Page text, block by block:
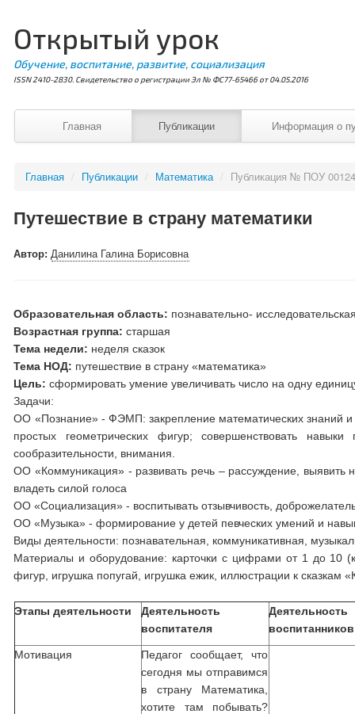
Открытый урок
Обучение, воспитание, развитие, социализация
ISSN 2410-2830. Свидетельство о регистрации Эл № ФС77-65466 от 04.05.2016
Главная Публикации Информация о
Главная / Публикации / Математика / Публикация № ПОУ
Путешествие в страну математики
Автор:Данилина Галина Борисовна
Образовательная область: познавательно-
Возрастная группа: старшая
Тема недели: неделя сказок
Тема НОД: путешествие в страну «математика»
Цель: сформировать умение увеличивать число на одну
Задачи:
ОО «Познание» - ФЭМП: закрепление математических знаний и
простых геометрических фигур; совершенствовать
сообразительности, внимания.
ОО «Коммуникация» - развивать речь – рассуждение, выявить
владеть силой голоса
ОО «Социализация» - воспитывать отзывчивость,
ОО «Музыка» - формирование у детей певческих умений и
Виды деятельности: познавательная, коммуникативная,
Материалы и оборудование: карточки с цифрами от 1 до 10
фигур, игрушка попугай, игрушка ежик, иллюстрации к сказкам
Этапы деятельности
Деятельность
воспитателя
Деятельность
воспитанников
Мотивация
Педагог сообщает, что
сегодня мы отправимся
в страну Математика,
хотите там побывать?